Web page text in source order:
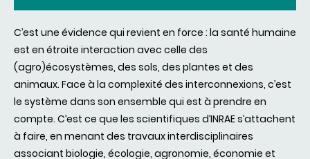
C’est une évidence qui revient en force : la santé humaine
est en étroite interaction avec celle des
(agro)écosystèmes, des sols, des plantes et des
animaux. Face à la complexité des interconnexions, c’est
le système dans son ensemble qui est à prendre en
compte. C’est ce que les scientifiques d’INRAE s’attachent
à faire, en menant des travaux interdisciplinaires
associant biologie, écologie, agronomie, économie et